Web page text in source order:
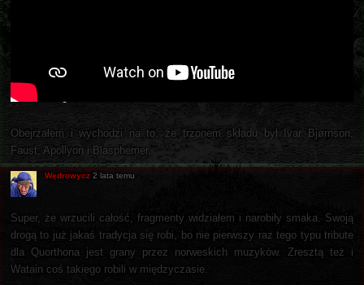
Obejrzałem i wychodzi na to, że trzonem składu był Ivar Bjørnson,
Faust, Apollyon i Blasphemer.
Wędrowycz 2 lata temu
Super, że wrzucili całość, fragmenty widziałem i narobiły smaka. Swoją
drogą to już jakaś tradycja się robi, bo nie pierwszy raz tego typu tribute
dla Quorthona jest grany przez norweskich muzyków. Zresztą też i
Watain coś takiego robili w międzyczasie.